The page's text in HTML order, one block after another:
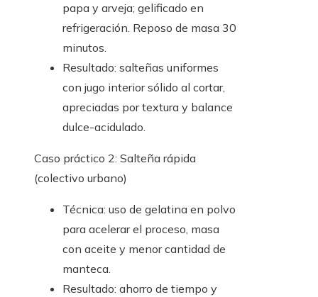
papa y arveja; gelificado en
refrigeración. Reposo de masa 30
minutos.
Resultado: salteñas uniformes
con jugo interior sólido al cortar,
apreciadas por textura y balance
dulce-acidulado.
Caso práctico 2: Salteña rápida
(colectivo urbano)
Técnica: uso de gelatina en polvo
para acelerar el proceso, masa
con aceite y menor cantidad de
manteca.
Resultado: ahorro de tiempo y